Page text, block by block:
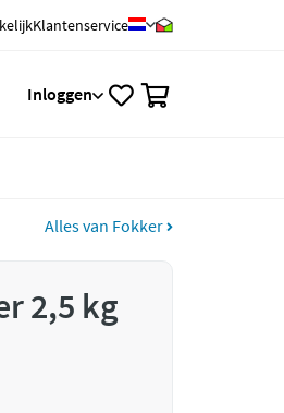
Klantenservice
Inloggen
Alles van Fokker
2,5 kg